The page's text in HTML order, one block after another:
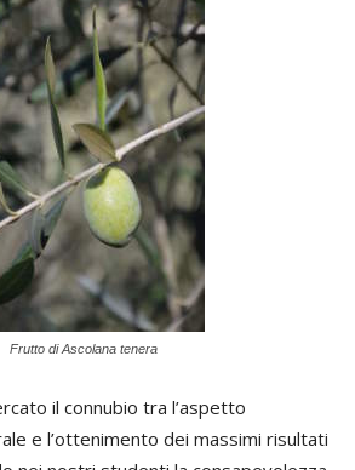
Frutto di Ascolana tenera
il connubio tra l’aspetto
e l’ottenimento dei massimi risultati